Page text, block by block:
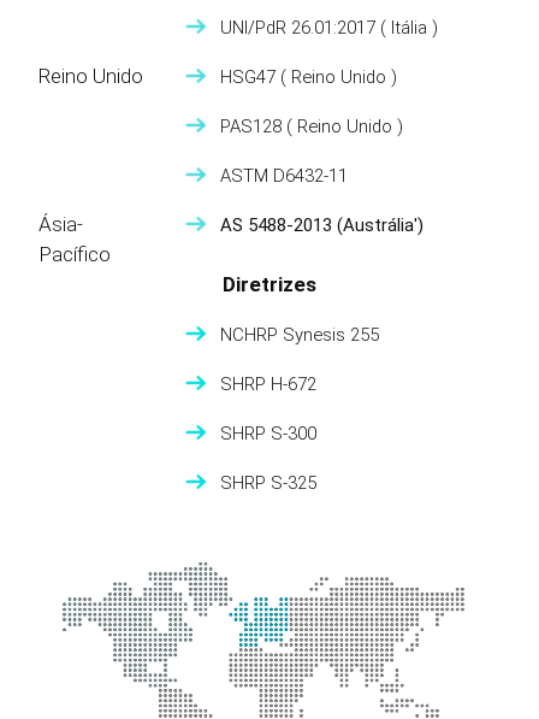
UNI/PdR 26.01:2017 ( Itália )
Reino Unido HSG47 ( Reino Unido )
PAS128 ( Reino Unido )
ASTM D6432-11
Ásia-
Pacífico
AS 5488-2013(Austrália')
Diretrizes
NCHRP Synesis 255
SHRP H-672
SHRP S-300
SHRP S-325